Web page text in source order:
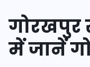
गोरखपुर
में जानें